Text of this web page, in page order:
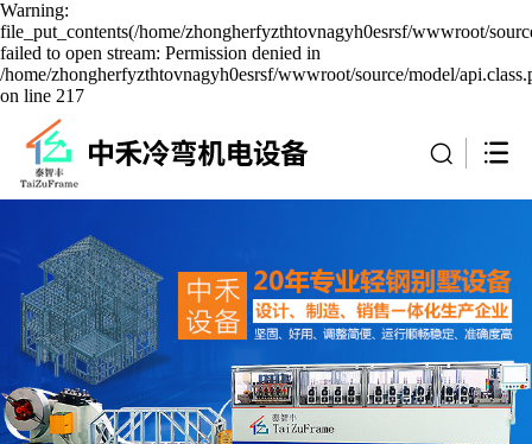
Warning:
file_put_contents(/home/zhongherfyzthtovnagyh0esrsf/wwwroot/
failed to open stream: Permission denied in
/home/zhongherfyzthtovnagyh0esrsf/wwwroot/source/model/
on line 217